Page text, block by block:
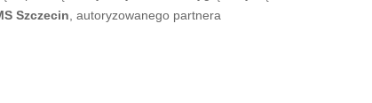
Szczecin , autoryzowanego partnera